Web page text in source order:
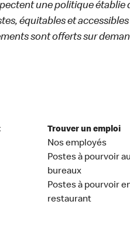
une politique établie
équitables et accessibles
sont offerts sur
Trouver un emploi
Nos employés
Postes à pourvoir
bureaux
Postes à pourvoir
restaurant